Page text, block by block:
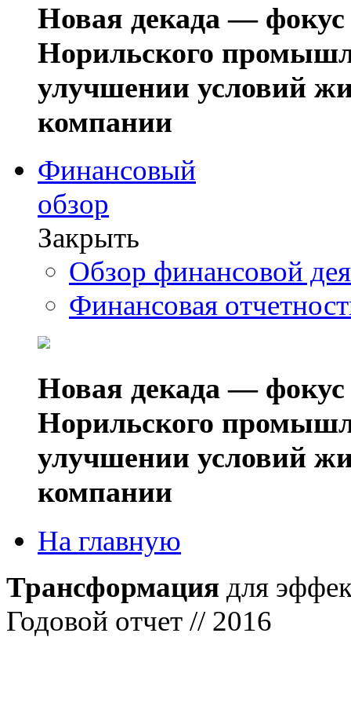
Новая декада — фокус
Норильского
улучшении условий
компании
Финансовый
обзор
Закрыть
Обзор финансовой
Финансовая
Новая декада — фокус
Норильского
улучшении условий
компании
На главную
Трансформация для
Годовой отчет // 2016